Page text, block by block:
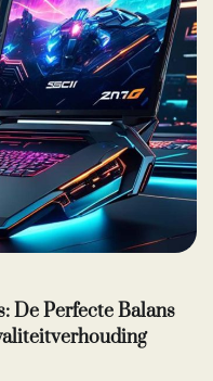
De Perfecte Balans